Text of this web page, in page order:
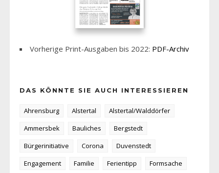
Vorherige Print-Ausgaben bis 2022: PDF-Archiv
DAS KÖNNTE SIE AUCH INTERESSIEREN
Ahrensburg Alstertal
Alstertal/Walddörfer
Ammersbek
Bauliches
Bergstedt
Bürgerinitiative
Corona
Duvenstedt
Engagement
Familie Ferientipp
Formsache